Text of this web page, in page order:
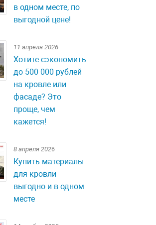
в одном месте, по
выгодной цене!
11 апреля 2026
Хотите сэкономить
до 500 000 рублей
на кровле или
фасаде? Это
проще, чем
кажется!
8 апреля 2026
Купить материалы
для кровли
выгодно и в одном
месте